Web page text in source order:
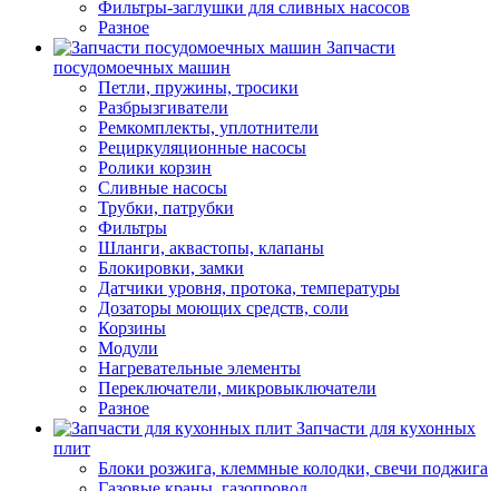
Фильтры-заглушки для сливных насосов
Разное
Запчасти
посудомоечных машин
Петли, пружины, тросики
Разбрызгиватели
Ремкомплекты, уплотнители
Рециркуляционные насосы
Ролики корзин
Сливные насосы
Трубки, патрубки
Фильтры
Шланги, аквастопы, клапаны
Блокировки, замки
Датчики уровня, протока, температуры
Дозаторы моющих средств, соли
Корзины
Модули
Нагревательные элементы
Переключатели, микровыключатели
Разное
Запчасти для кухонных
плит
Блоки розжига, клеммные колодки, свечи поджига